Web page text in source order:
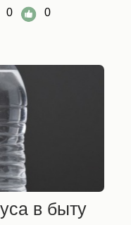
0 0
в быту